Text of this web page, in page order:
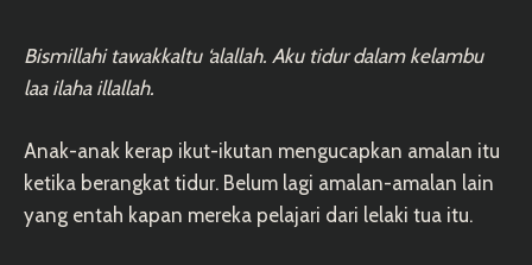
Bismillahi tawakkaltu ‘alallah. Aku tidur dalam kelambu
laa ilaha illallah.
Anak-anak kerap ikut-ikutan mengucapkan amalan itu
ketika berangkat tidur. Belum lagi amalan-amalan lain
yang entah kapan mereka pelajari dari lelaki tua itu.